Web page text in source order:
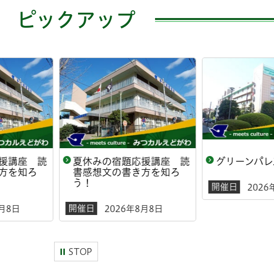
ピックアップ
応援講座 読
き方を知ろ
8月8日
グリーンパレスの金魚教室
開催日
図書館
松川健
ー）
STOP